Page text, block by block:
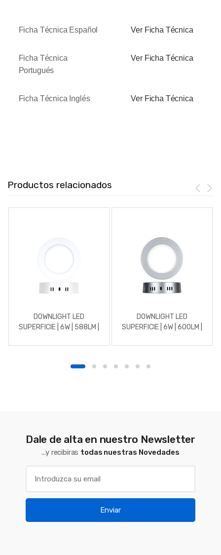
Ficha Técnica Español Ver Ficha Técnica
Ficha Técnica
Portugués
Ver Ficha Técnica
Ficha Técnica Inglés Ver Ficha Técnica
Productos relacionados
DOWNLIGHT LED
SUPERFICIE | 6W | 588LM |
BLANCO
DOWNLIGHT LED
SUPERFICIE | 6W | 600LM |
MATE
Dale de alta en nuestro Newsletter
...y recibiras todas nuestras Novedades
Enviar